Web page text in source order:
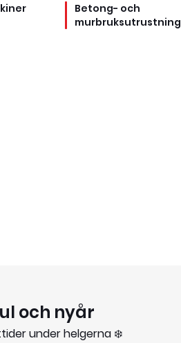
Betong- och
murbruksutrustning
och nyår
under helgerna ❄️